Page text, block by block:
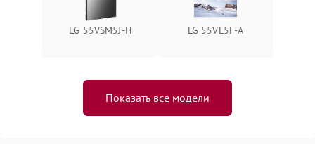
LG 55VSM5J-H LG 55VL5F-A
Показать все модели